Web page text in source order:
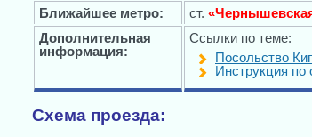
Ближайшее метро:
ст.
Дополнительная
информация:
Ссылки по теме:
Посольство
Инструкция
Схема проезда: